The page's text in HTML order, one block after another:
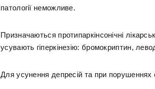
патології неможливе.
Призначаються протипаркінсонічні
усувають гіперкінезію: бромокриптин,
Для усунення депресій та при